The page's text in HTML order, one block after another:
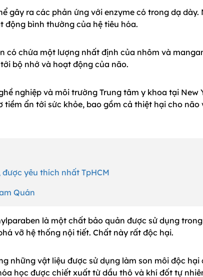
gây ra các phản ứng với enzyme có trong dạ
động bình thường của hệ tiêu hóa.
có chứa một lượng nhất định của nhôm và
bộ nhớ và hoạt động của não.
nghiệp và môi trường Trung tâm y khoa tại New
ẩn tới sức khỏe, bao gồm cả thiệt hại cho
yêu thích nhất TpHCM
Quán
là một chất bảo quản được sử dụng
vỡ hệ thống nội tiết. Chất này rất độc hại.
những vật liệu được sử dụng làm son môi độc hại
học được chiết xuất từ dầu thô và khí đốt tự